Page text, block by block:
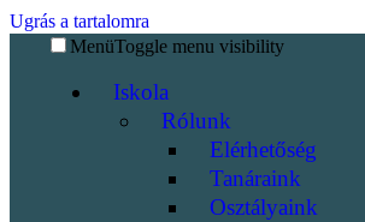
Ugrás a tartalomra
MenüToggle menu visibility
Iskola
Rólunk
Elérhetőség
Tanáraink
Osztályaink